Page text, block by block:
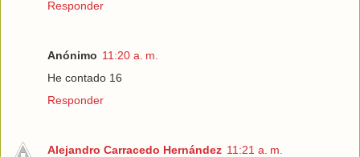
Responder
Anónimo 11:20 a. m.
He contado 16
Responder
Alejandro Carracedo Hernández 11:21 a. m.